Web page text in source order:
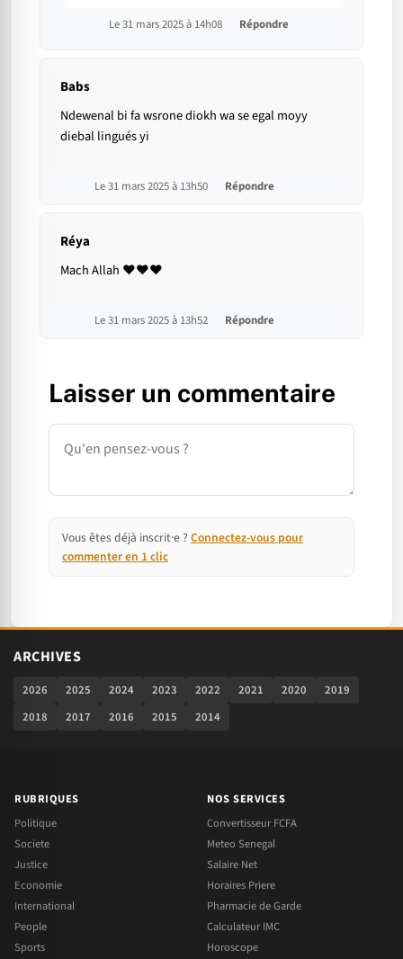
Le 31 mars 2025 à 14h08 Répondre
Babs
Ndewenal bi fa wsrone diokh wa se egal moyy
diebal lingués yi
Le 31 mars 2025 à 13h50 Répondre
Réya
Mach Allah ❤️❤️❤️
Le 31 mars 2025 à 13h52 Répondre
Laisser un commentaire
Commentaire
Vous êtes déjà inscrit·e ? Connectez-vous pour
commenter en 1 clic
ARCHIVES
2026 2025 2024 2023 2022 2021 2020
2019
2018
2017 2016 2015 2014
RUBRIQUES
Politique
Societe
Justice
Economie
International
People
Sports
NOS SERVICES
Convertisseur FCFA
Meteo Senegal
Salaire Net
Horaires Priere
Pharmacie de Garde
Calculateur IMC
Horoscope